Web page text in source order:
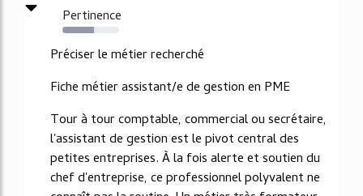
Pertinence
55%
Préciser le métier recherché
Fiche métier assistant/e de gestion en PME
Tour à tour comptable, commercial ou secrétaire,
l'assistant de gestion est le pivot central des
petites entreprises. À la fois alerte et soutien du
chef d'entreprise, ce professionnel polyvalent ne